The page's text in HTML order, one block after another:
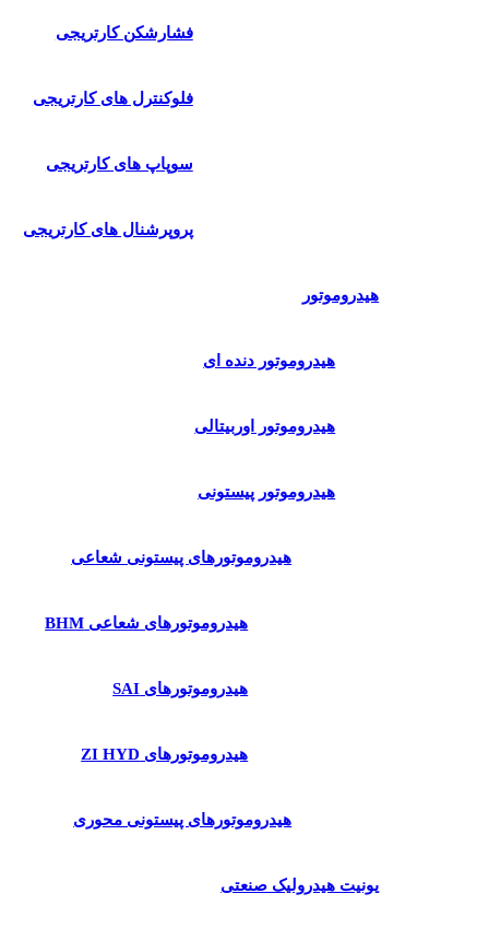
فشارشکن کارتریجی
فلوکنترل های کارتریجی
سوپاپ های کارتریجی
پروپرشنال های کارتریجی
هیدروموتور
هیدروموتور دنده ای
هیدروموتور اوربیتالی
هیدروموتور پیستونی
هیدروموتورهای پیستونی شعاعی
هیدروموتورهای شعاعی BHM
هیدروموتورهای SAI
هیدروموتورهای ZI HYD
هیدروموتورهای پیستونی محوری
یونیت هیدرولیک صنعتی